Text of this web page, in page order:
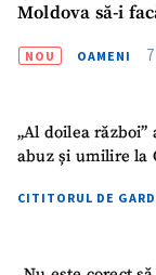
Moldova să-i
NOU OAMENI
„Al doilea
abuz și umilire la
CITITORUL DE
CONTACT
Nume
+
Email
+
Telefon
+